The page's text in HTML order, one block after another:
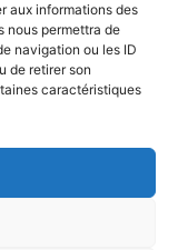
aux informations des
nous permettra de
navigation ou les ID
de retirer son
caractéristiques